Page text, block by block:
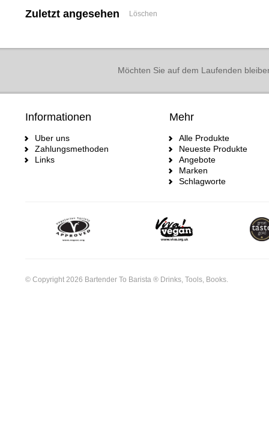
Zuletzt angesehen Löschen
Möchten Sie auf dem Laufenden
Informationen
Uber uns
Zahlungsmethoden
Links
Mehr
Alle Produkte
Neueste Produkte
Angebote
Marken
Schlagworte
© Copyright 2026 Bartender To Barista ® Drinks, Tools, Books.